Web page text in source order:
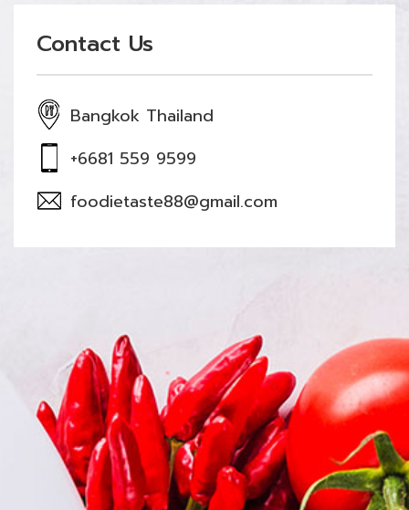
Contact Us
Bangkok Thailand
+6681 559 9599
foodietaste88@gmail.com